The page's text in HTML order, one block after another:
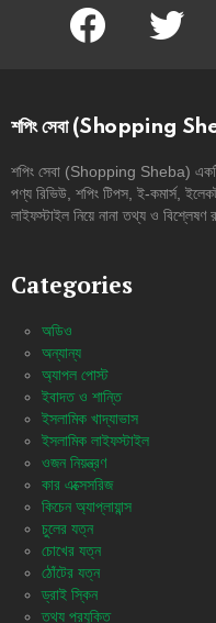
facebook twitter
শপিং সেবা (Shopping
শপিং সেবা (Shopping Sheba) একটি
পণ্য রিভিউ, শপিং টিপস, ই-কমার্স,
লাইফস্টাইল নিয়ে নানা তথ্য ও বিশ্লেষণ
Categories
অডিও
অন্যান্য
অ্যাপল পোস্ট
ইবাদত ও শান্তি
ইসলামিক খাদ্যাভাস
ইসলামিক লাইফস্টাইল
ওজন নিয়ন্ত্রণ
কার এক্সেসরিজ
কিচেন অ্যাপ্লায়ান্স
চুলের যত্ন
চোখের যত্ন
ঠোঁটের যত্ন
ড্রাই স্কিন
তথ্য প্রযুক্তি